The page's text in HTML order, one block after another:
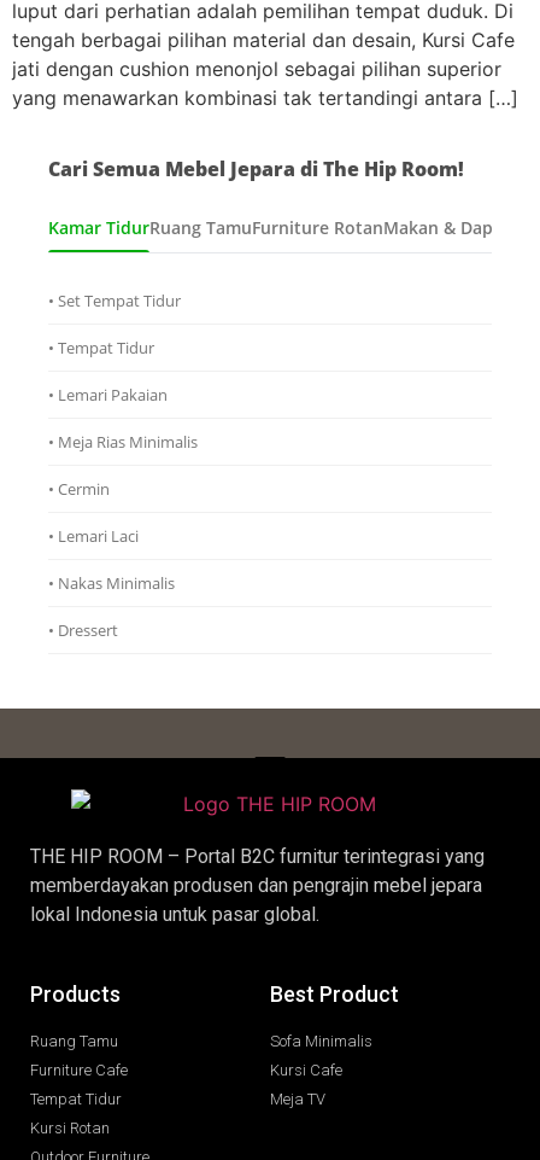
luput dari perhatian adalah pemilihan tempat duduk. Di
tengah berbagai pilihan material dan desain, Kursi Cafe
jati dengan cushion menonjol sebagai pilihan superior
yang menawarkan kombinasi tak tertandingi antara […]
Cari Semua Mebel Jepara di The Hip Room!
Kamar TidurRuang TamuFurniture RotanMakan & Dapur
• Set Tempat Tidur
• Tempat Tidur
• Lemari Pakaian
• Meja Rias Minimalis
• Cermin
• Lemari Laci
• Nakas Minimalis
• Dressert
THE HIP ROOM – Portal B2C furnitur terintegrasi yang
memberdayakan produsen dan pengrajin mebel jepara
lokal Indonesia untuk pasar global.
Products
Ruang Tamu
Furniture Cafe
Tempat Tidur
Kursi Rotan
Best Product
Sofa Minimalis
Kursi Cafe
Meja TV